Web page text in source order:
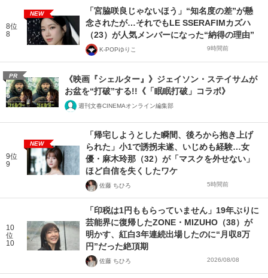
8位
8
NEW
「宮脇咲良じゃないほう」“知名度の差”が懸
念されたが…それでもLE SSERAFIMカズハ
（23）が人気メンバーになった“納得の理由”
K-POPゆりこ 9時間前
PR
《映画『シェルター』》ジェイソン・ステイサムが
お盆を“打破”する!!《「眠眠打破」コラボ》
週刊文春CINEMAオンライン編集部
9位
9
NEW
「帰宅しようとした瞬間、後ろから抱き上げ
られた」小1で誘拐未遂、いじめも経験…女
優・麻木玲那（32）が「マスクを外せない」
ほど自信を失くしたワケ
佐藤 ちひろ 5時間前
10
位
10
「印税は1円ももらっていません」19年ぶりに
芸能界に復帰したZONE・MIZUHO（38）が
明かす、紅白3年連続出場したのに“月収8万
円”だった絶頂期
佐藤 ちひろ 2026/08/08